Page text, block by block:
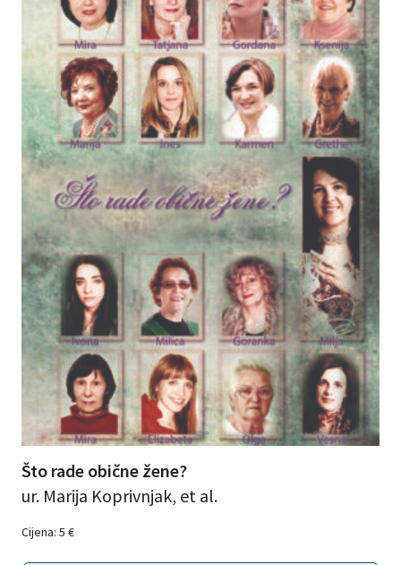
poništi filtere
Časopisi
Što rade obične žene?
ur. Marija Koprivnjak, et al.
Cijena: 5 €